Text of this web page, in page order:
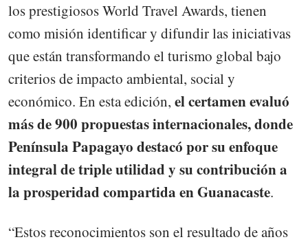
los prestigiosos World Travel Awards, tienen
como misión identificar y difundir las iniciativas
que están transformando el turismo global bajo
criterios de impacto ambiental, social y
económico. En esta edición, el certamen evaluó
más de 900 propuestas internacionales, donde
Península Papagayo destacó por su enfoque
integral de triple utilidad y su contribución a
la prosperidad compartida en Guanacaste.
“Estos reconocimientos son el resultado de años